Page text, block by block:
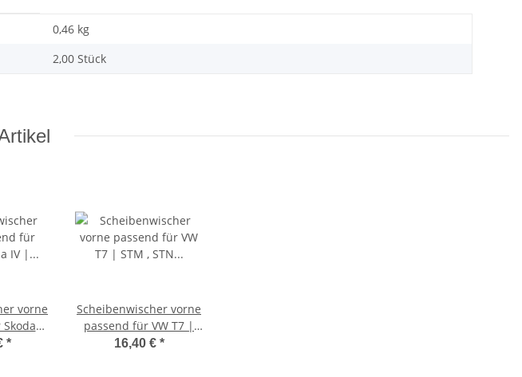
0,46 kg
2,00 Stück
vorne
NX5 |
*
Scheibenwischer vorne
passend für VW T7 |
STM , STN | BJ ab
16,40 € *